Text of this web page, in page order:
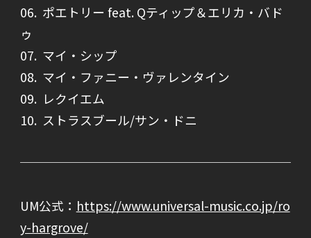
06. ポエトリー feat. Qティップ＆エリカ・バド
ゥ
07. マイ・シップ
08. マイ・ファニー・ヴァレンタイン
09. レクイエム
10. ストラスブール/サン・ドニ
UM公式： https://www.universal-music.co.jp/ro
y-hargrove/